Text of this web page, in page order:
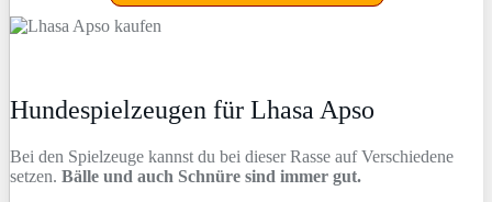
Hundespielzeugen für Lhasa Apso
Bei den Spielzeuge kannst du bei dieser Rasse auf Verschiedene
setzen. Bälle und auch Schnüre sind immer gut.